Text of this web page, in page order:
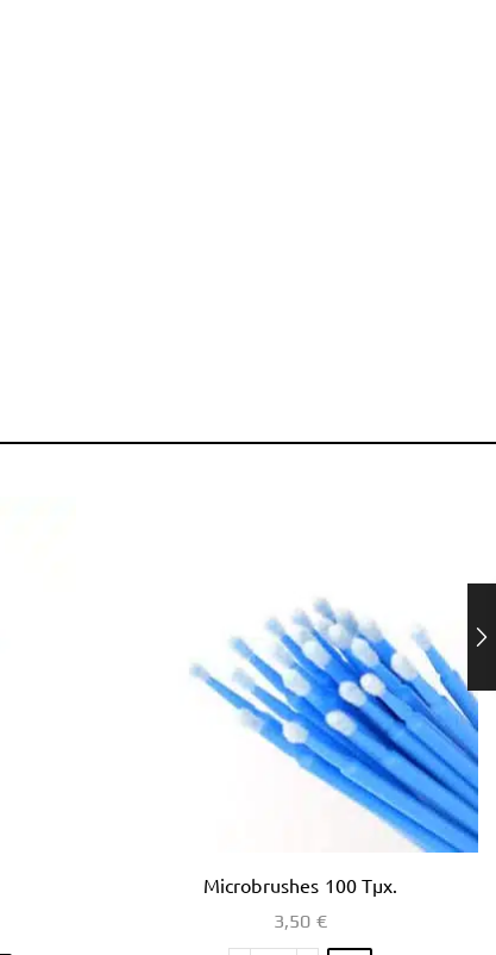
Microbrushes 100 Τμχ.
3,50 €